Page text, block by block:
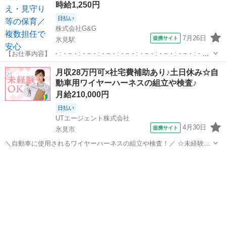
時給1,250円
日払い
株式会社G&G
氷見駅
提携サイト 7月26日
【お仕事内容】 ・:・−・:・−・:・−・:・−・:・−・:・−・:・−・:・
（（ イチオシPOINT ）） 0?5歳児をお預かりする園での保育業務です
＊ 最初は0・1・2歳児のクラスで サポートからスタート！ ・複...
富山 氷見市 氷見駅 その他
月収28万円可×社宅費補助あり♪土日休み☆自
動車用ワイヤーハーネスの組立や検査♪
月給210,000円
日払い
UTエージェント株式会社
氷見市
提携サイト 4月30日
＼自動車に使用されるワイヤーハーネスの組立や検査！／ ☆未経験歓